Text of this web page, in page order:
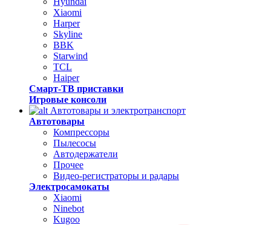
Xiaomi
Harper
Skyline
BBK
Starwind
TCL
Haiper
Смарт-ТВ приставки
Игровые консоли
Автотовары и электротранспорт
Автотовары
Компрессоры
Пылесосы
Автодержатели
Прочее
Видео-регистраторы и радары
Электросамокаты
Xiaomi
Ninebot
Kugoo